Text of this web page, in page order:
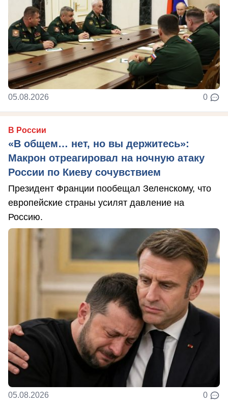
05.08.2026 0
В России
«В общем… нет, но вы держитесь»:
Макрон отреагировал на ночную атаку
России по Киеву сочувствием
Президент Франции пообещал Зеленскому, что
европейские страны усилят давление на
Россию.
05.08.2026 0